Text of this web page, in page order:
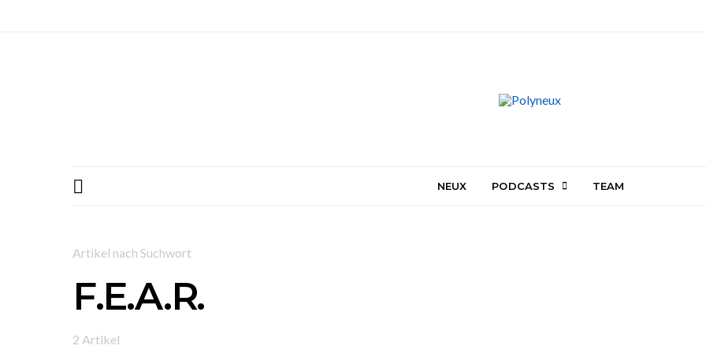
NEUX PODCASTS TEAM
Artikel nach Suchwort
F.E.A.R.
2 Artikel